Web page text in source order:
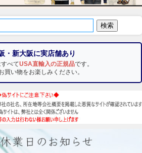
・新大阪に実店舗あり
べてUSA直輸入の正規品です。
買い物をお楽しみください。